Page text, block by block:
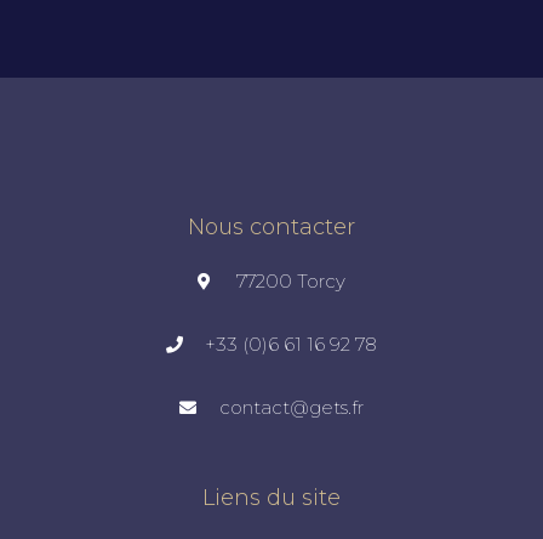
Nous contacter
77200 Torcy
+33 (0)6 61 16 92 78
contact@gets.fr
Liens du site